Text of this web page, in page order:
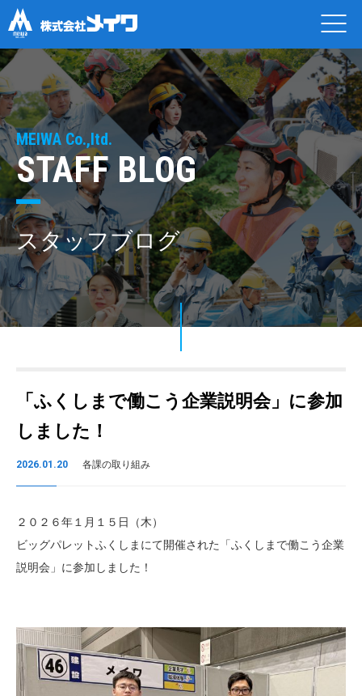
MEIWA Co.,ltd.
STAFF BLOG
スタッフブログ
「ふくしまで働こう企業説明会」に参加
しました！
2026.01.20 各課の取り組み
２０２６年１月１５日（木）
ビッグパレットふくしまにて開催された「ふくしまで働こう企業
説明会」に参加しました！